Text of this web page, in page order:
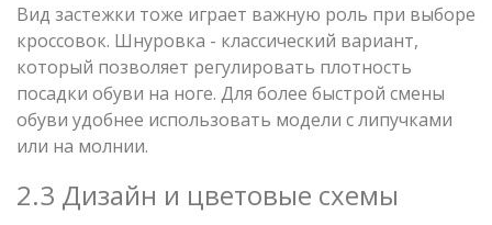
Вид застежки тоже играет важную роль при выборе
кроссовок. Шнуровка - классический вариант,
который позволяет регулировать плотность
посадки обуви на ноге. Для более быстрой смены
обуви удобнее использовать модели с липучками
или на молнии.
2.3 Дизайн и цветовые схемы